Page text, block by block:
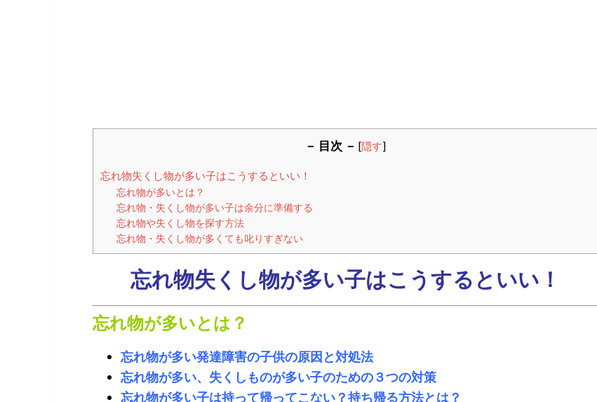
－ 目次 － [隠す]
忘れ物失くし物が多い子はこうするといい！
忘れ物が多いとは？
忘れ物・失くし物が多い子は余分に準備する
忘れ物や失くし物を探す方法
忘れ物・失くし物が多くても叱りすぎない
忘れ物失くし物が多い子はこうするといい！
忘れ物が多いとは？
忘れ物が多い発達障害の子供の原因と対処法
忘れ物が多い、失くしものが多い子のための３つの対策
忘れ物が多い子は持って帰ってこない？持ち帰る方法とは？